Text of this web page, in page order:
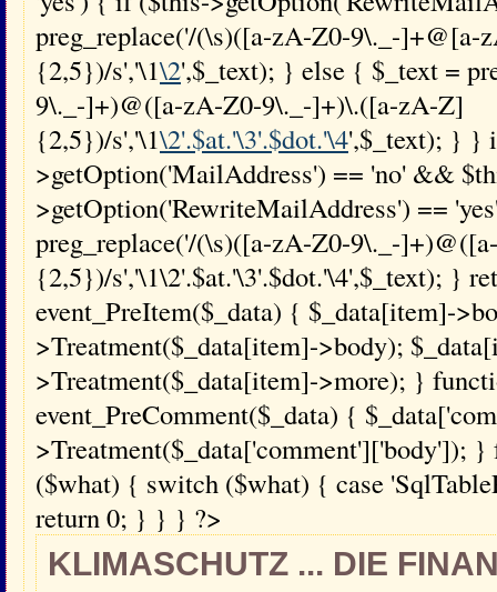
preg_replace('/(\s)([a-zA-Z0-9\._-
{2,5})/s','\1\2',$_text); } else { $_text =
9\._-]+)@([a-zA-Z0-9\._-]+)\.([a-zA-Z]
{2,5})/s','\1\2'.$at.'\3'.$dot.'\4',$_text); } }
>getOption('MailAddress') == 'no' &&
>getOption('RewriteMailAddress') ==
preg_replace('/(\s)([a-zA-Z0-9\._-
{2,5})/s','\1\2'.$at.'\3'.$dot.'\4',$_text); }
event_PreItem($_data) { $_data[item]-
>Treatment($_data[item]->body);
>Treatment($_data[item]->more); }
event_PreComment($_data) {
>Treatment($_data['comment']['body']); }
($what) { switch ($what) { case
return 0; } } } ?>
KLIMASCHUTZ ... DIE